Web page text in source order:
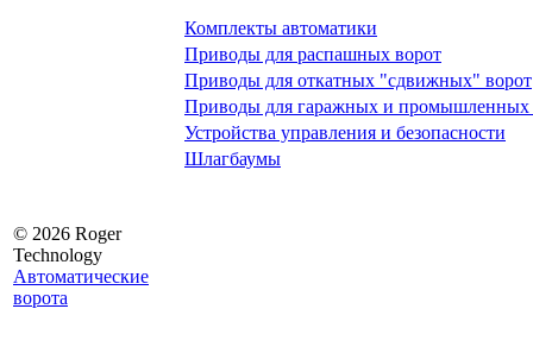
© 2026 Roger
Technology
Автоматические
ворота
Комплекты автоматики
Приводы для распашных ворот
Приводы для откатных "сдвижных" ворот
Приводы для гаражных и промышленных
Устройства управления и безопасности
Шлагбаумы